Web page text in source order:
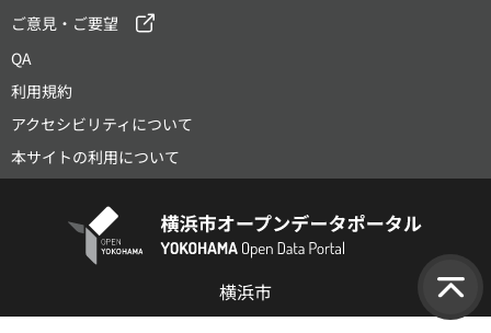
ご意見・ご要望
QA
利用規約
アクセシビリティについて
本サイトの利用について
横浜市